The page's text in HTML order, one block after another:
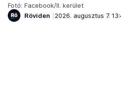
Fotó: Facebook/II. kerület
Röviden
2026. augusztus 7.